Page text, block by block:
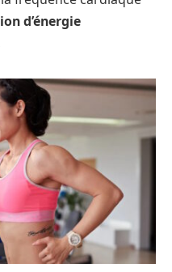
d’énergie